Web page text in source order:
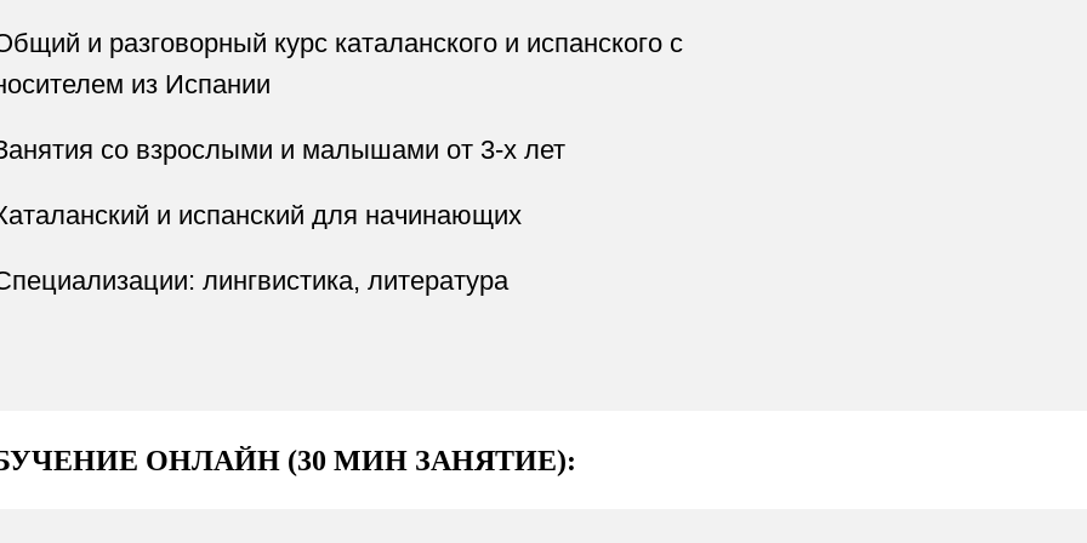
и разговорный курс каталанского и испанского с
из Испании
со взрослыми и малышами от 3-х лет
и испанский для начинающих
лингвистика, литература
ОНЛАЙН (30 МИН ЗАНЯТИЕ):